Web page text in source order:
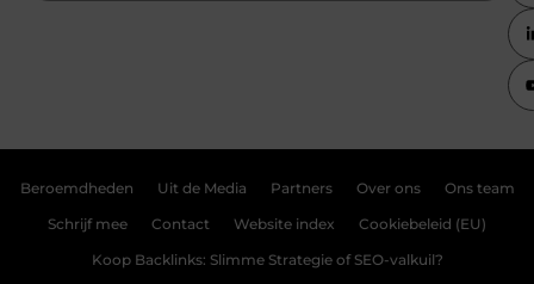
Beroemdheden Uit de Media Partners Over ons Ons team
Schrijf mee Contact Website index Cookiebeleid (EU)
Koop Backlinks: Slimme Strategie of SEO-valkuil?